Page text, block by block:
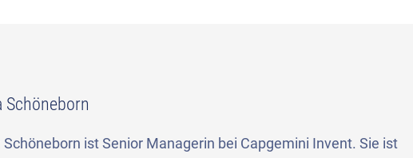
Schöneborn
Schöneborn ist Senior Managerin bei Capgemini Invent. Sie ist